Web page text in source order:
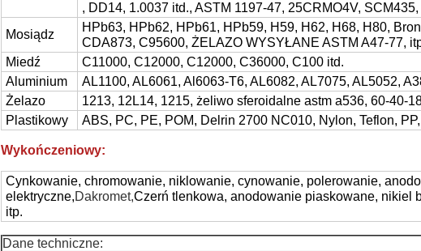
, DD14, 1.0037 itd., ASTM 1197-47, 25CRMO4V,
Mosiądz
HPb63, HPb62, HPb61, HPb59, H59, H62, H68, H80,
CDA873, C95600, ŻELAZO WYSYŁANE ASTM A47-77,
Miedź
C11000, C12000, C12000, C36000, C100 itd.
Aluminium
AL1100, AL6061, Al6063-T6, AL6082, AL7075, AL5052,
Żelazo
1213, 12L14, 1215, żeliwo sferoidalne astm a536, 60-40-
Plastikowy
ABS, PC, PE, POM, Delrin 2700 NC010, Nylon, Teflon,
Wykończeniowy:
Cynkowanie, chromowanie, niklowanie, cynowanie, polerowanie,
elektryczne,Dakromet,Czerń tlenkowa, anodowanie piaskowane, nikiel
itp.
Dane techniczne: